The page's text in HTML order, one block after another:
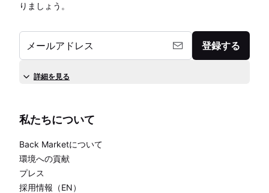
りましょう。
メールアドレス 登録する
詳細を見る
私たちについて
Back Marketについて
環境への貢献
プレス
採用情報（EN）